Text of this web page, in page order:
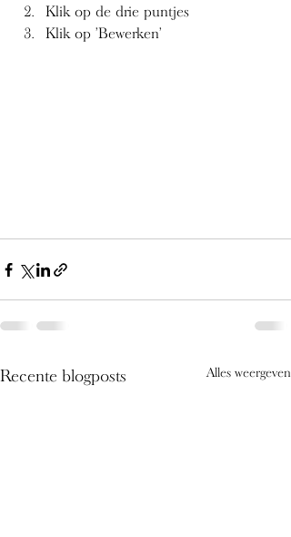
Klik op de drie puntjes
Klik op 'Bewerken'
Recente blogposts Alles weergeven